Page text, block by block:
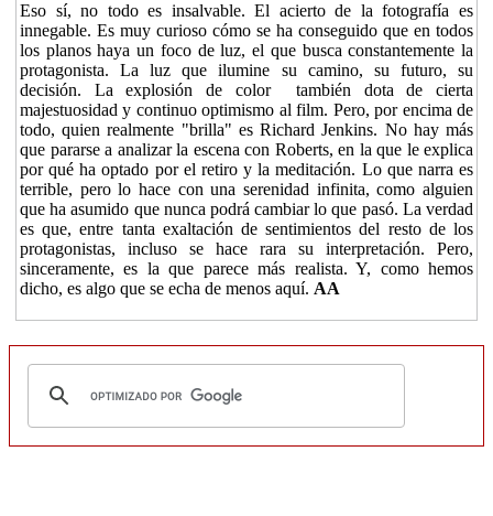
Eso sí, no todo es insalvable. El acierto de la fotografía es
innegable. Es muy curioso cómo se ha conseguido que en todos
los planos haya un foco de luz, el que busca constantemente la
protagonista. La luz que ilumine su camino, su futuro, su
decisión. La explosión de color también dota de cierta
majestuosidad y continuo optimismo al film. Pero, por encima de
todo, quien realmente "brilla" es Richard Jenkins. No hay más
que pararse a analizar la escena con Roberts, en la que le explica
por qué ha optado por el retiro y la meditación. Lo que narra es
terrible, pero lo hace con una serenidad infinita, como alguien
que ha asumido que nunca podrá cambiar lo que pasó. La verdad
es que, entre tanta exaltación de sentimientos del resto de los
protagonistas, incluso se hace rara su interpretación. Pero,
sinceramente, es la que parece más realista. Y, como hemos
dicho, es algo que se echa de menos aquí. AA